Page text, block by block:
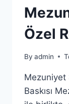
Özel
By admin
Mezuniyet
Baskısı